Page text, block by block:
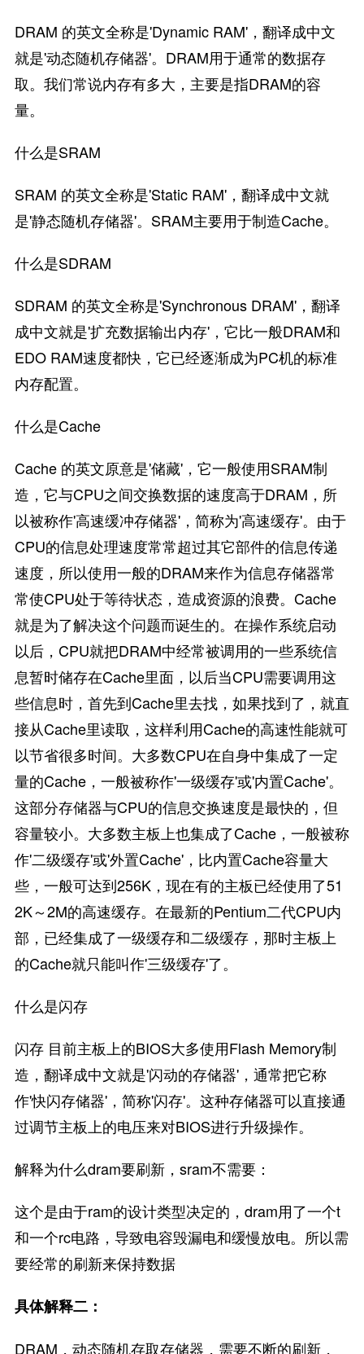
DRAM 的英文全称是'Dynamic RAM'，翻译成中文
就是'动态随机存储器'。DRAM用于通常的数据存
取。我们常说内存有多大，主要是指DRAM的容
量。
什么是SRAM
SRAM 的英文全称是'Static RAM'，翻译成中文就
是'静态随机存储器'。SRAM主要用于制造Cache。
什么是SDRAM
SDRAM 的英文全称是'Synchronous DRAM'，翻译
成中文就是'扩充数据输出内存'，它比一般DRAM和
EDO RAM速度都快，它已经逐渐成为PC机的标准
内存配置。
什么是Cache
Cache 的英文原意是'储藏'，它一般使用SRAM制
造，它与CPU之间交换数据的速度高于DRAM，所
以被称作'高速缓冲存储器'，简称为'高速缓存'。由于
CPU的信息处理速度常常超过其它部件的信息传递
速度，所以使用一般的DRAM来作为信息存储器常
常使CPU处于等待状态，造成资源的浪费。Cache
就是为了解决这个问题而诞生的。在操作系统启动
以后，CPU就把DRAM中经常被调用的一些系统信
息暂时储存在Cache里面，以后当CPU需要调用这
些信息时，首先到Cache里去找，如果找到了，就直
接从Cache里读取，这样利用Cache的高速性能就可
以节省很多时间。大多数CPU在自身中集成了一定
量的Cache，一般被称作'一级缓存'或'内置Cache'。
这部分存储器与CPU的信息交换速度是最快的，但
容量较小。大多数主板上也集成了Cache，一般被称
作'二级缓存'或'外置Cache'，比内置Cache容量大
些，一般可达到256K，现在有的主板已经使用了51
2K～2M的高速缓存。在最新的Pentium二代CPU内
部，已经集成了一级缓存和二级缓存，那时主板上
的Cache就只能叫作'三级缓存'了。
什么是闪存
闪存 目前主板上的BIOS大多使用Flash Memory制
造，翻译成中文就是'闪动的存储器'，通常把它称
作'快闪存储器'，简称'闪存'。这种存储器可以直接通
过调节主板上的电压来对BIOS进行升级操作。
解释为什么dram要刷新，sram不需要：
这个是由于ram的设计类型决定的，dram用了一个t
和一个rc电路，导致电容毁漏电和缓慢放电。所以需
要经常的刷新来保持数据
具体解释二：
DRAM，动态随机存取存储器，需要不断的刷新，